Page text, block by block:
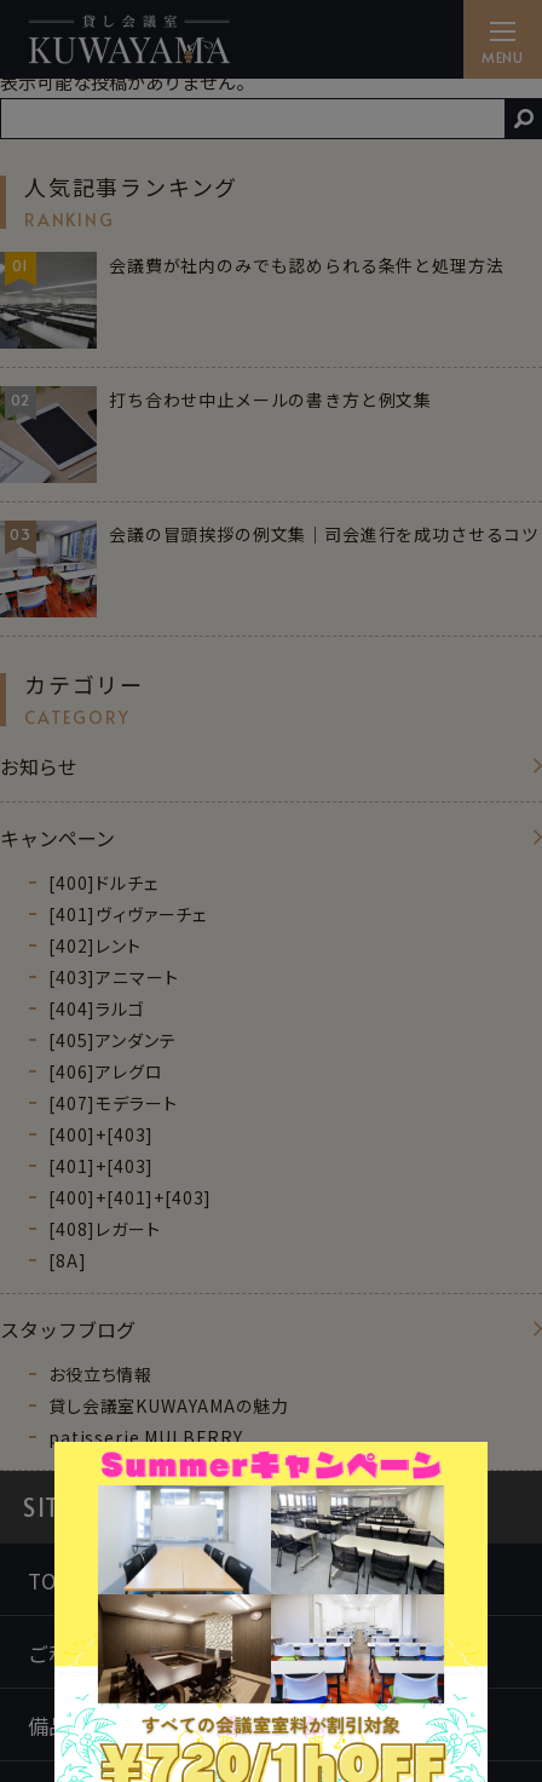
備品・ケータリング
ご利用方法
HOW TO
アクセス
ACCESS
よくある質問
FAQ
営業時間
「」の記事一覧
NOT FOUND
表示可能な投稿がありません。
人気記事ランキング
RANKING
01 会議費が社内のみでも認められる条件と処理方法
02 打ち合わせ中止メールの書き方と例文集
03 会議の冒頭挨拶の例文集｜司会進行を成功させるコツ
カテゴリー
CATEGORY
お知らせ
キャンペーン
[400]ドルチェ
[401]ヴィヴァーチェ
[402]レント
[403]アニマート
[404]ラルゴ
[405]アンダンテ
[406]アレグロ
[407]モデラート
[400]+[403]
[401]+[403]
[400]+[401]+[403]
[408]レガート
[8A]
スタッフブログ
お役立ち情報
貸し会議室KUWAYAMAの魅力
patisserie MULBERRY
SITEMAP
TOP
ご利用方法
備品・ケータリング